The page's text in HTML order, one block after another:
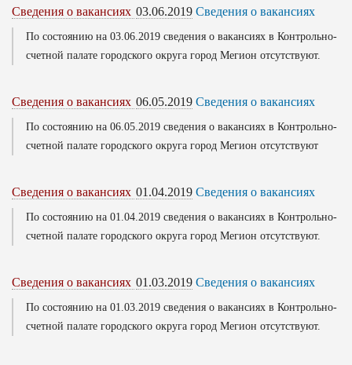
Сведения о вакансиях 03.06.2019 Сведения о вакансиях
По состоянию на 03.06.2019 сведения о вакансиях в Контрольно-
счетной палате городского округа город Мегион отсутствуют.
Сведения о вакансиях 06.05.2019 Сведения о вакансиях
По состоянию на 06.05.2019 сведения о вакансиях в Контрольно-
счетной палате городского округа город Мегион отсутствуют
Сведения о вакансиях 01.04.2019 Сведения о вакансиях
По состоянию на 01.04.2019 сведения о вакансиях в Контрольно-
счетной палате городского округа город Мегион отсутствуют.
Сведения о вакансиях 01.03.2019 Сведения о вакансиях
По состоянию на 01.03.2019 сведения о вакансиях в Контрольно-
счетной палате городского округа город Мегион отсутствуют.